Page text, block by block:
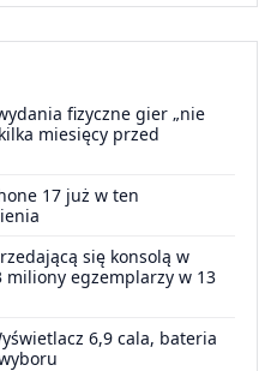
fizyczne gier „nie
miesięcy przed
17 już w ten
się konsolą w
egzemplarzy w 13
6,9 cala, bateria